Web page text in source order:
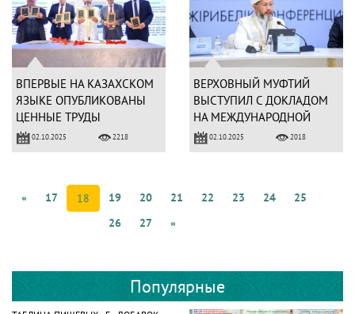
ВПЕРВЫЕ НА КАЗАХСКОМ
ЯЗЫКЕ ОПУБЛИКОВАНЫ
ЦЕННЫЕ ТРУДЫ
02.10.2025 2218
ВЕРХОВНЫЙ МУФТИЙ
ВЫСТУПИЛ С ДОКЛАДОМ
НА МЕЖДУНАРОДНОЙ
КОНФЕРЕНЦИИ
02.10.2025 2018
« 17 18 19 20 21 22 23 24
25
26
27 »
Популярные